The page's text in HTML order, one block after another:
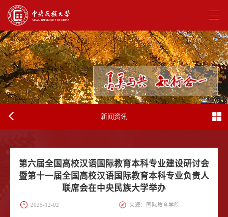
新闻资讯
第六届全国高校汉语国际教育本科专业建设研讨会
暨第十一届全国高校汉语国际教育本科专业负责人
联席会在中央民族大学举办
2025-12-02 来源：国际教育学院